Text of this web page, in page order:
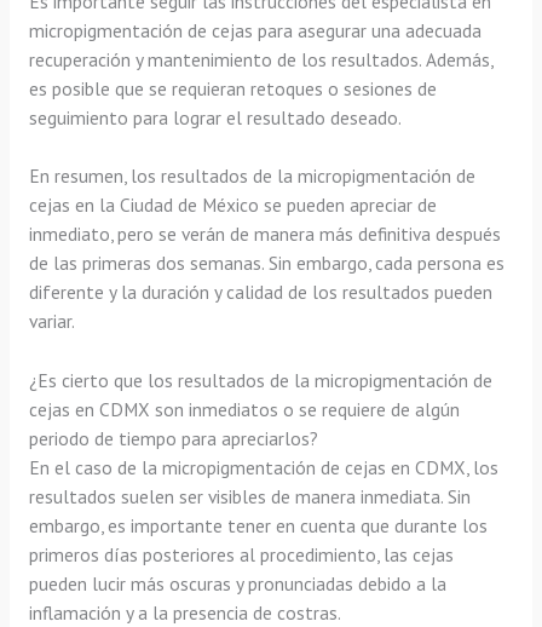
micropigmentación de cejas para asegurar una adecuada
recuperación y mantenimiento de los resultados. Además,
es posible que se requieran retoques o sesiones de
seguimiento para lograr el resultado deseado.
En resumen, los resultados de la micropigmentación de
cejas en la Ciudad de México se pueden apreciar de
inmediato, pero se verán de manera más definitiva después
de las primeras dos semanas. Sin embargo, cada persona es
diferente y la duración y calidad de los resultados pueden
variar.
¿Es cierto que los resultados de la micropigmentación de
cejas en CDMX son inmediatos o se requiere de algún
periodo de tiempo para apreciarlos?
En el caso de la micropigmentación de cejas en CDMX, los
resultados suelen ser visibles de manera inmediata. Sin
embargo, es importante tener en cuenta que durante los
primeros días posteriores al procedimiento, las cejas
pueden lucir más oscuras y pronunciadas debido a la
inflamación y a la presencia de costras.